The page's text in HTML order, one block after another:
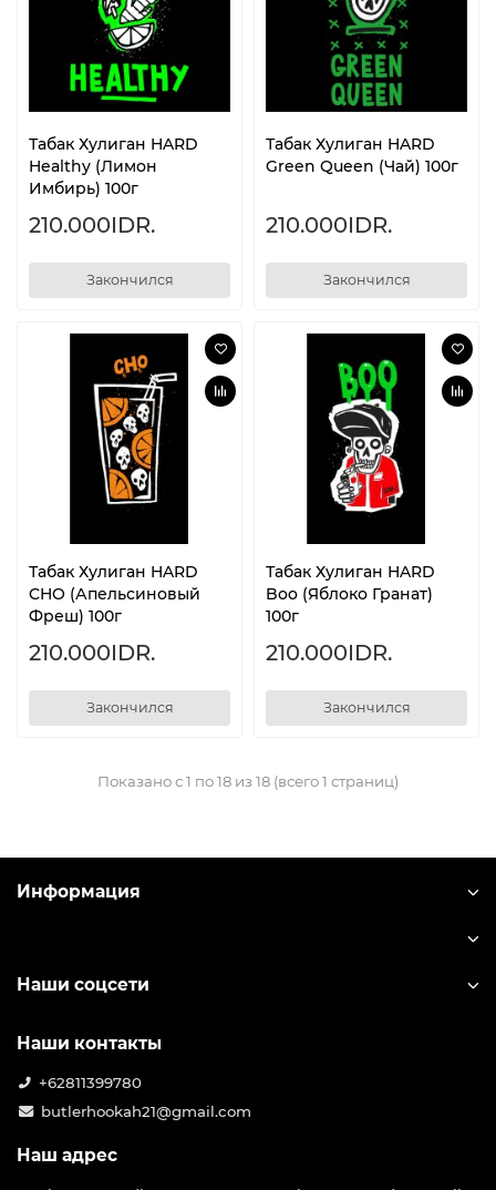
Табак Хулиган HARD
Healthy (Лимон
Имбирь) 100г
210.000IDR.
Закончился
Табак Хулиган HARD
Green Queen (Чай) 100г
210.000IDR.
Закончился
Табак Хулиган HARD
CHO (Апельсиновый
Фреш) 100г
210.000IDR.
Закончился
Табак Хулиган HARD
Boo (Яблоко Гранат)
100г
210.000IDR.
Закончился
Показано с 1 по 18 из 18 (всего 1 страниц)
Информация
Наши соцсети
Наши контакты
+62811399780
butlerhookah21@gmail.com
Наш адрес